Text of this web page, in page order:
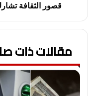
قصور الثقافة تشارك بـ ١٠٠ إصدار في
مقالات ذات